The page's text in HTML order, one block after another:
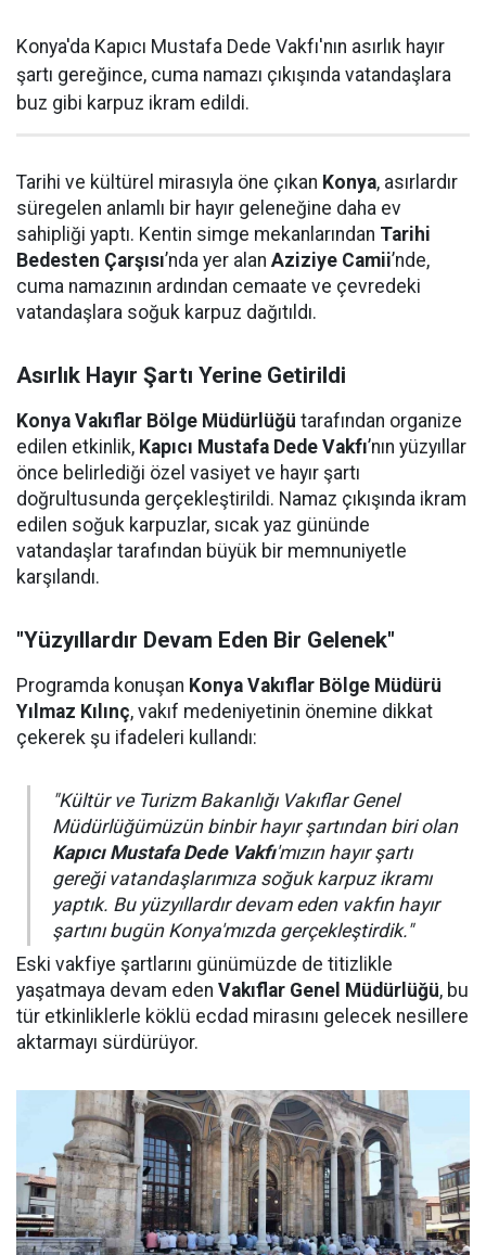
Konya'da Kapıcı Mustafa Dede Vakfı'nın asırlık hayır
şartı gereğince, cuma namazı çıkışında vatandaşlara
buz gibi karpuz ikram edildi.
Tarihi ve kültürel mirasıyla öne çıkan Konya, asırlardır
süregelen anlamlı bir hayır geleneğine daha ev
sahipliği yaptı. Kentin simge mekanlarından Tarihi
Bedesten Çarşısı’nda yer alan Aziziye Camii’nde,
cuma namazının ardından cemaate ve çevredeki
vatandaşlara soğuk karpuz dağıtıldı.
Asırlık Hayır Şartı Yerine Getirildi
Konya Vakıflar Bölge Müdürlüğü tarafından organize
edilen etkinlik, Kapıcı Mustafa Dede Vakfı’nın yüzyıllar
önce belirlediği özel vasiyet ve hayır şartı
doğrultusunda gerçekleştirildi. Namaz çıkışında ikram
edilen soğuk karpuzlar, sıcak yaz gününde
vatandaşlar tarafından büyük bir memnuniyetle
karşılandı.
"Yüzyıllardır Devam Eden Bir Gelenek"
Programda konuşan Konya Vakıflar Bölge Müdürü
Yılmaz Kılınç, vakıf medeniyetinin önemine dikkat
çekerek şu ifadeleri kullandı:
"Kültür ve Turizm Bakanlığı Vakıflar Genel
Müdürlüğümüzün binbir hayır şartından biri olan
Kapıcı Mustafa Dede Vakfı'mızın hayır şartı
gereği vatandaşlarımıza soğuk karpuz ikramı
yaptık. Bu yüzyıllardır devam eden vakfın hayır
şartını bugün Konya'mızda gerçekleştirdik."
Eski vakfiye şartlarını günümüzde de titizlikle
yaşatmaya devam eden Vakıflar Genel Müdürlüğü, bu
tür etkinliklerle köklü ecdad mirasını gelecek nesillere
aktarmayı sürdürüyor.